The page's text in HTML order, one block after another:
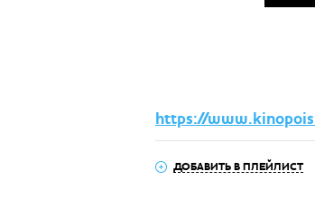
https://
ДОБАВИТЬ В ПЛЕЙЛИСТ